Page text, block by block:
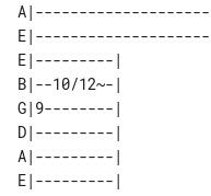
E|---------|
B|--10/12~-|
G|9--------|
D|---------|
A|---------|